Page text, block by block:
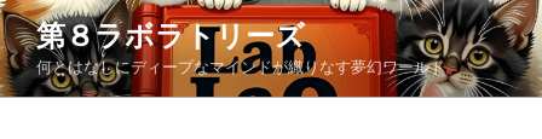
コ
ン
テ
ン
第８ラボラトリーズ
何とはなしにディープなマインドが織りなす夢幻ワールド